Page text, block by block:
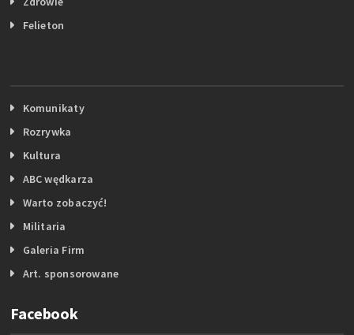
Felieton
Komunikaty
Rozrywka
Kultura
ABC wędkarza
Warto zobaczyć!
Militaria
Galeria Firm
Art. sponsorowane
Facebook